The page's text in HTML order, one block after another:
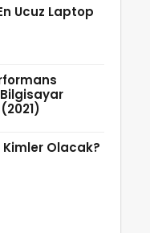
Ucuz Laptop
Kimler Olacak?